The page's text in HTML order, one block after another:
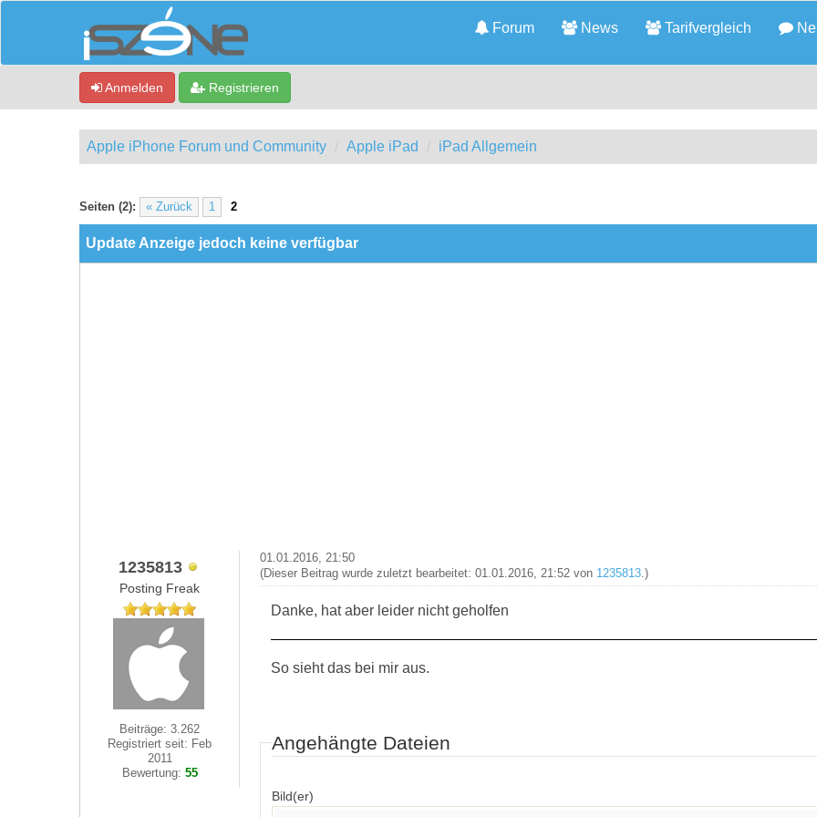
Forum News Tarifvergleich
Anmelden Registrieren
Apple iPhone Forum und Community Apple iPad iPad Allgemein
Seiten (2): « Zurück 1 2
0 Bewertung(en) - 0 im Durchschnitt
1
2
3
4
5
Update Anzeige jedoch keine verfügbar
1235813
Posting Freak
Beiträge: 3.262
Registriert seit: Feb
2011
Bewertung: 55
01.01.2016, 21:50
(Dieser Beitrag wurde zuletzt bearbeitet: 01.01.2016, 21:52 von 1235813.)
Danke, hat aber leider nicht geholfen
So sieht das bei mir aus.
Angehängte Dateien
Bild(er)